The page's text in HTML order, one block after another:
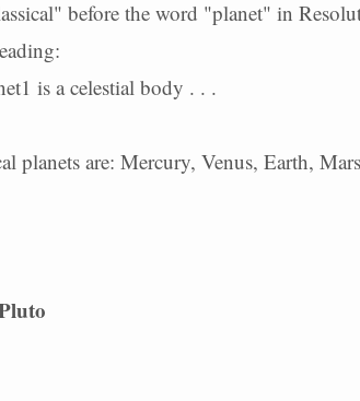
before the word "planet" in
is a celestial body . . .
planets are: Mercury, Venus, Earth,